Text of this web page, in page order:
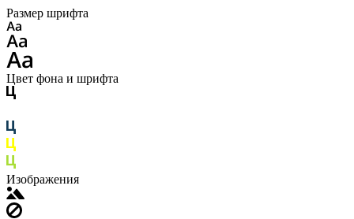
Размер шрифта
Цвет фона и шрифта
Изображения